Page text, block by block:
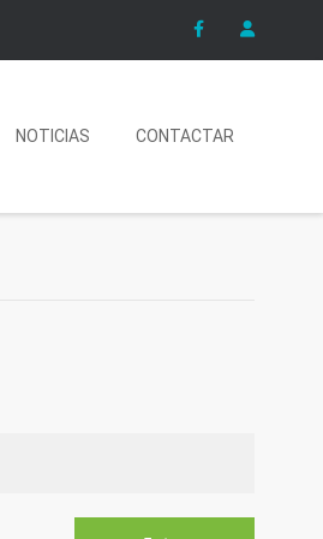
NOTICIAS CONTACTAR